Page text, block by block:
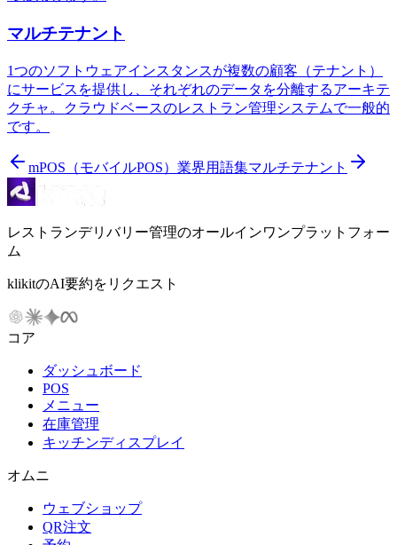
マルチテナント
1つのソフトウェアインスタンスが複数の顧客（テナント）
にサービスを提供し、それぞれのデータを分離するアーキテ
クチャ。クラウドベースのレストラン管理システムで一般的
です。
mPOS（モバイルPOS） 業界用語集マルチテナント
レストランデリバリー管理のオールインワンプラットフォー
ム
klikitのAI要約をリクエスト
コア
ダッシュボード
POS
メニュー
在庫管理
キッチンディスプレイ
オムニ
ウェブショップ
QR注文